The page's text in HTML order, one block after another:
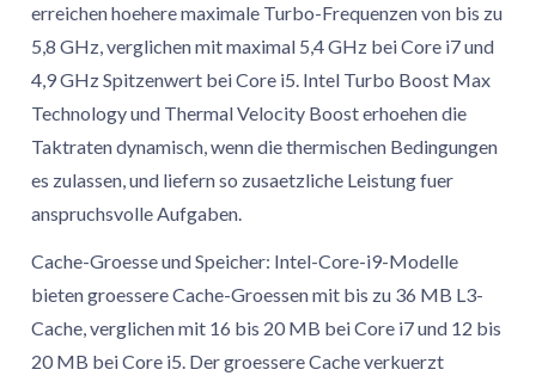
erreichen hoehere maximale Turbo-Frequenzen von bis zu
5,8 GHz, verglichen mit maximal 5,4 GHz bei Core i7 und
4,9 GHz Spitzenwert bei Core i5. Intel Turbo Boost Max
Technology und Thermal Velocity Boost erhoehen die
Taktraten dynamisch, wenn die thermischen Bedingungen
es zulassen, und liefern so zusaetzliche Leistung fuer
anspruchsvolle Aufgaben.
Cache-Groesse und Speicher: Intel-Core-i9-Modelle
bieten groessere Cache-Groessen mit bis zu 36 MB L3-
Cache, verglichen mit 16 bis 20 MB bei Core i7 und 12 bis
20 MB bei Core i5. Der groessere Cache verkuerzt